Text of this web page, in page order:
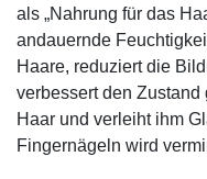
als „Nahrung für das
andauernde
Haare, reduziert die
verbessert den
Haar und verleiht ihm
Fingernägeln wird